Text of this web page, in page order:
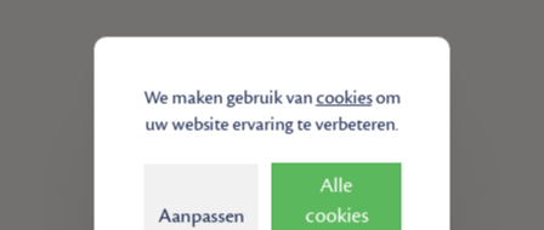
We maken gebruik vancookiesom
uw website ervaring te verbeteren.
Aanpassen
Alle
cookies